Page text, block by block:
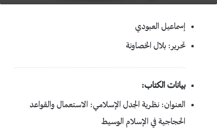
إسماعيل العبودي
تحرير: بلال الخصاونة
بيانات الكتاب:
العنوان: نظرية الجدل الإسلامي: الاستعمال والقواعد
الحجاجية في الإسلام الوسيط